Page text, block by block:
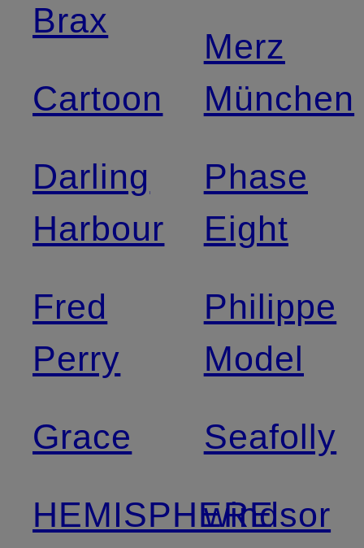
Brax
Cartoon
Darling
Harbour
Fred
Perry
Grace
HEMISPHERE
Merz
München
Phase
Eight
Philippe
Model
Seafolly
windsor